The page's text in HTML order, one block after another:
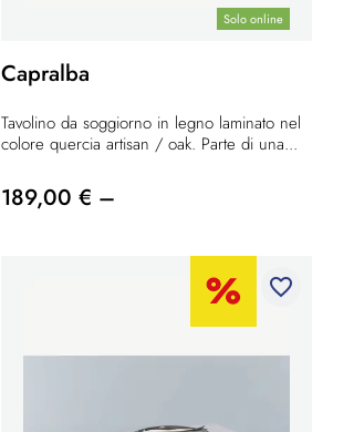
Solo online
Capralba
Tavolino da soggiorno in legno laminato nel
colore quercia artisan / oak. Parte di una...
189,00 € –
favorite_border